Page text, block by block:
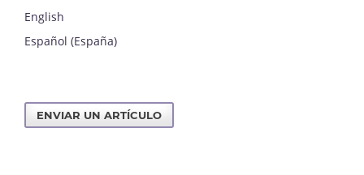
English
Español (España)
ENVIAR UN ARTÍCULO